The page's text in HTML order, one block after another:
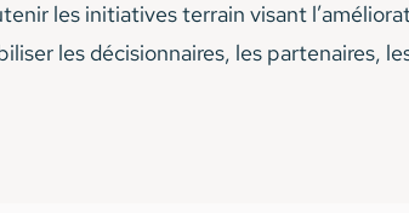
les initiatives terrain visant
les décisionnaires, les partenaires,